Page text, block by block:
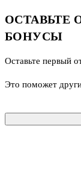
ОСТАВЬТЕ
БОНУСЫ
Оставьте первый
Это поможет